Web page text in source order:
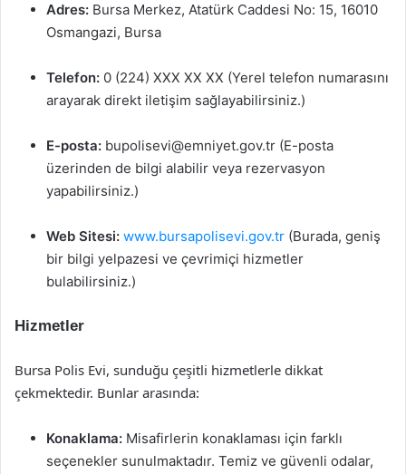
Adres: Bursa Merkez, Atatürk Caddesi No: 15, 16010
Osmangazi, Bursa
Telefon: 0 (224) XXX XX XX (Yerel telefon numarasını
arayarak direkt iletişim sağlayabilirsiniz.)
E-posta: bupolisevi@emniyet.gov.tr (E-posta
üzerinden de bilgi alabilir veya rezervasyon
yapabilirsiniz.)
Web Sitesi: www.bursapolisevi.gov.tr (Burada, geniş
bir bilgi yelpazesi ve çevrimiçi hizmetler
bulabilirsiniz.)
Hizmetler
Bursa Polis Evi, sunduğu çeşitli hizmetlerle dikkat
çekmektedir. Bunlar arasında:
Konaklama: Misafirlerin konaklaması için farklı
seçenekler sunulmaktadır. Temiz ve güvenli odalar,